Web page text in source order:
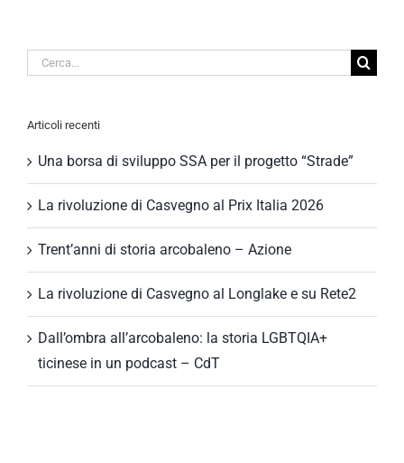
Cerca
Articoli recenti
Una borsa di sviluppo SSA per il progetto “Strade”
La rivoluzione di Casvegno al Prix Italia 2026
Trent’anni di storia arcobaleno – Azione
La rivoluzione di Casvegno al Longlake e su Rete2
Dall’ombra all’arcobaleno: la storia LGBTQIA+
ticinese in un podcast – CdT